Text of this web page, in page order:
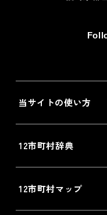
当サイトの使い方
12市町村辞典
12市町村マップ